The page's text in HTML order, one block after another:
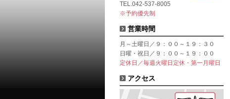
TEL.042-537-8005
※予約優先制
営業時間
月～土曜日／９：００～１９：３０
日曜・祝日／９：００～１９：００
定休日／毎週火曜日定休・第一月曜日
アクセス